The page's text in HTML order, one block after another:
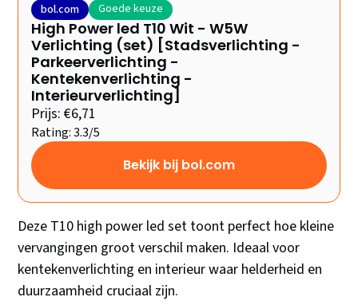
bol.com Goede keuze
High Power led T10 Wit - W5W
Verlichting (set) [Stadsverlichting -
Parkeerverlichting -
Kentekenverlichting -
Interieurverlichting]
Prijs: €6,71
Rating: 3.3/5
Bekijk bij bol.com
Deze T10 high power led set toont perfect hoe kleine
vervangingen groot verschil maken. Ideaal voor
kentekenverlichting en interieur waar helderheid en
duurzaamheid cruciaal zijn.